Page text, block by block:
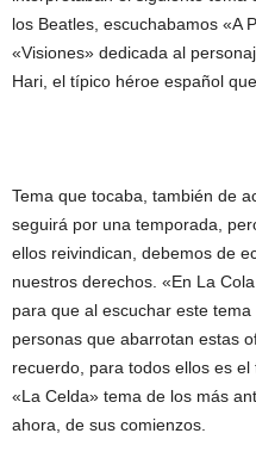
los Beatles, escuchabamos «A
«Visiones» dedicada al
Hari, el típico héroe español
Tema que tocaba, también de
seguirá por una temporada,
ellos reivindican, debemos de
nuestros derechos. «En La
para que al escuchar este
personas que abarrotan estas
recuerdo, para todos ellos es el
«La Celda» tema de los más
ahora, de sus comienzos.